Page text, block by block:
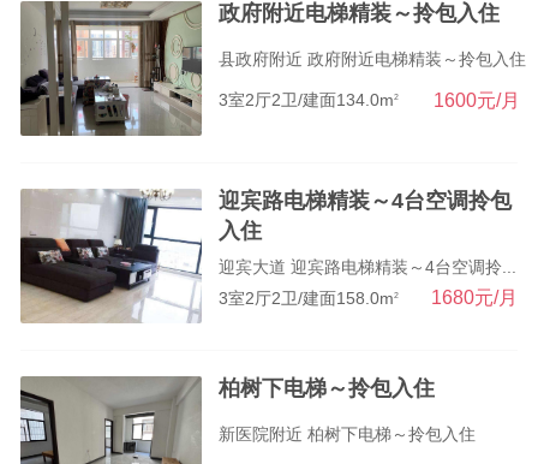
政府附近电梯精装～拎包入住
县政府附近 政府附近电梯精装～拎包入住
3室2厅2卫/建面134.0m2 1600元/月
迎宾路电梯精装～4台空调拎包
入住
迎宾大道 迎宾路电梯精装～4台空调拎...
3室2厅2卫/建面158.0m2 1680元/月
柏树下电梯～拎包入住
新医院附近 柏树下电梯～拎包入住